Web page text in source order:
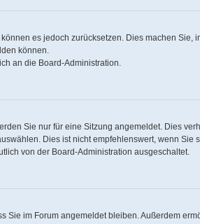
es jedoch zurücksetzen. Dies machen Sie,
können.
an die Board-Administration.
Sie nur für eine Sitzung angemeldet. Dies
Dies ist nicht empfehlenswert, wenn
von der Board-Administration ausgeschaltet.
Sie im Forum angemeldet bleiben. Außerdem